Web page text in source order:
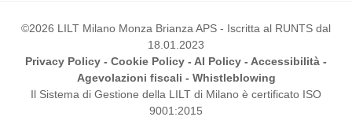
©2026 LILT Milano Monza Brianza APS - Iscritta al RUNTS dal
18.01.2023
Privacy Policy - Cookie Policy - AI Policy - Accessibilità -
Agevolazioni fiscali - Whistleblowing
Il Sistema di Gestione della LILT di Milano è certificato ISO
9001:2015